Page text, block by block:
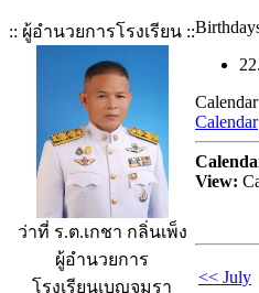
:: ผู้อำนวยการโรงเรียน ::
ว่าที่ ร.ต.เกชา กลิ่นเพ็ง
ผู้อำนวยการ
โรงเรียนเบญจมรา
Calendar
Calendar
View:
<< July